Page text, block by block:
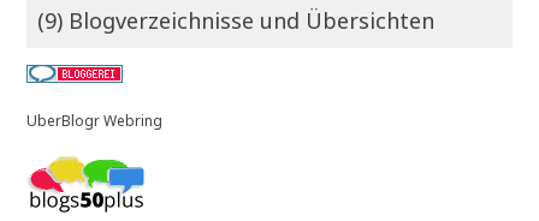
(9) Blogverzeichnisse und Übersichten
UberBlogr Webring